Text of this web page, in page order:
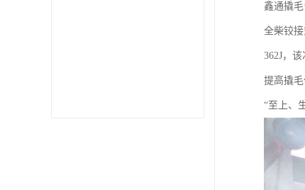
鑫通撬
全柴铰
362J，
提高撬
“至上、